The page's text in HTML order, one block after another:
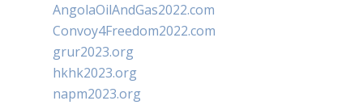
AngolaOilAndGas2022.com
Convoy4Freedom2022.com
grur2023.org
hkhk2023.org
napm2023.org